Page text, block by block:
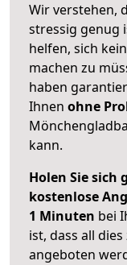
Wir verstehen,
stressig genug
helfen, sich
machen zu
haben
Ihnen ohne
kann.
Holen Sie sich
kostenlose
1 Minuten bei
ist, dass all
angeboten